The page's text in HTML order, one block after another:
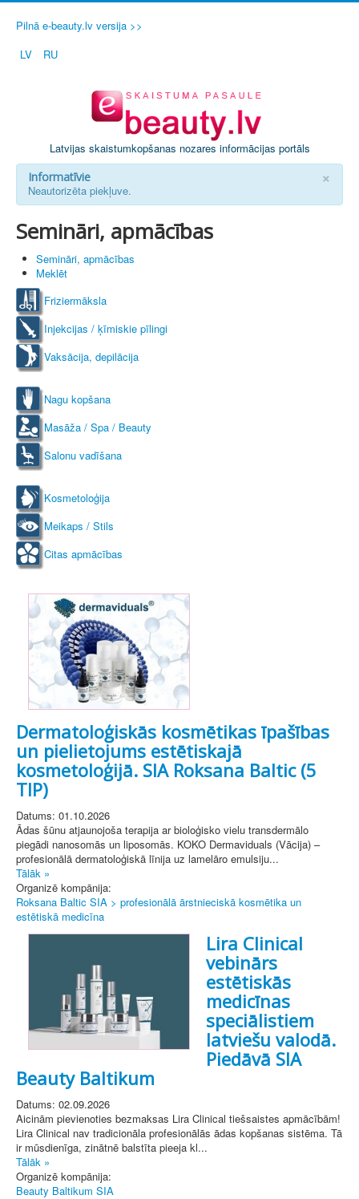
Pilnā e-beauty.lv versija >>
LV
RU
Latvijas skaistumkopšanas nozares informācijas portāls
×
Informatīvie
Neautorizēta piekļuve.
Semināri, apmācības
Semināri, apmācības
Meklēt
Friziermāksla
Injekcijas / ķīmiskie pīlingi
Vaksācija, depilācija
Nagu kopšana
Masāža / Spa / Beauty
Salonu vadīšana
Kosmetoloģija
Meikaps / Stils
Citas apmācības
Dermatoloģiskās kosmētikas īpašības
un pielietojums estētiskajā
kosmetoloģijā. SIA Roksana Baltic (5
TIP)
Datums: 01.10.2026
Ādas šūnu atjaunojoša terapija ar bioloģisko vielu transdermālo
piegādi nanosomās un liposomās. KOKO Dermaviduals (Vācija) –
profesionālā dermatoloģiskā līnija uz lamelāro emulsiju...
Tālāk »
Organizē kompānija:
Roksana Baltic SIA > profesionālā ārstnieciskā kosmētika un
estētiskā medicīna
Lira Clinical
vebinārs
estētiskās
medicīnas
speciālistiem
latviešu valodā.
Piedāvā SIA
Beauty Baltikum
Datums: 02.09.2026
Aicinām pievienoties bezmaksas Lira Clinical tiešsaistes apmācībām!
Lira Clinical nav tradicionāla profesionālās ādas kopšanas sistēma. Tā
ir mūsdienīga, zinātnē balstīta pieeja kl...
Tālāk »
Organizē kompānija:
Beauty Baltikum SIA